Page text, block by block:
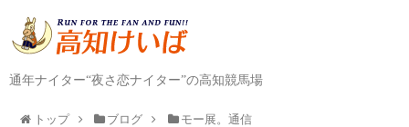
通年ナイター“夜さ恋ナイター”の高知競馬場
トップ ブログ モー展。通信